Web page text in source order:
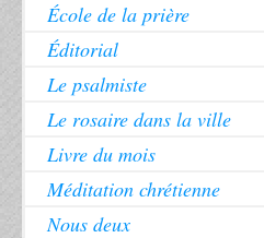
École de la prière
Éditorial
Le psalmiste
Le rosaire dans la ville
Livre du mois
Méditation chrétienne
Nous deux